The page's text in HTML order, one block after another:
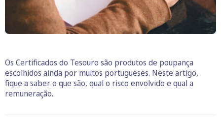
Os Certificados do Tesouro são produtos de poupança
escolhidos ainda por muitos portugueses. Neste artigo,
fique a saber o que são, qual o risco envolvido e qual a
remuneração.